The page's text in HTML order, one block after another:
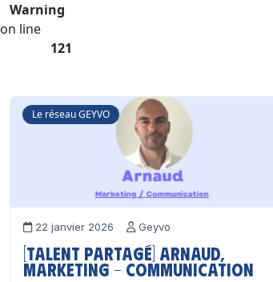
Warning
on line
121
Le réseau GEYVO
22 janvier 2026 Geyvo
[Talent partagé] Arnaud,
Marketing – Communication